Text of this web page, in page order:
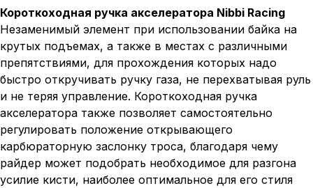
Короткоходная ручка акселератора Nibbi Racing
Незаменимый элемент при использовании байка на
крутых подъемах, а также в местах с различными
препятствиями, для прохождения которых надо
быстро откручивать ручку газа, не перехватывая руль
и не теряя управление. Короткоходная ручка
акселератора также позволяет самостоятельно
регулировать положение открывающего
карбюраторную заслонку троса, благодаря чему
райдер может подобрать необходимое для разгона
усилие кисти, наиболее оптимальное для его стиля